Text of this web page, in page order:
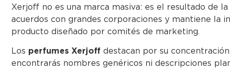
Xerjoff no es una marca masiva: es el resultado de
acuerdos con grandes corporaciones y mantiene la
producto diseñado por comités de marketing.
Los perfumes Xerjoff destacan por su
encontrarás nombres genéricos ni descripciones